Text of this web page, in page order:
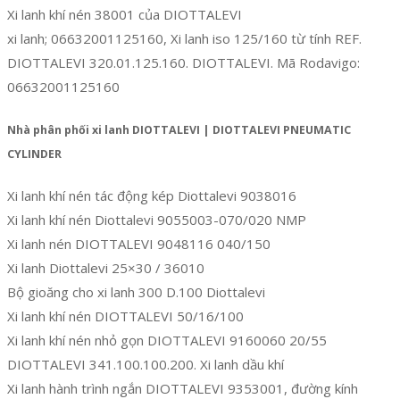
Xi lanh khí nén 38001 của DIOTTALEVI
xi lanh; 06632001125160, Xi lanh iso 125/160 từ tính REF.
DIOTTALEVI 320.01.125.160. DIOTTALEVI. Mã Rodavigo:
06632001125160
Nhà phân phối xi lanh DIOTTALEVI | DIOTTALEVI PNEUMATIC
CYLINDER
Xi lanh khí nén tác động kép Diottalevi 9038016
Xi lanh khí nén Diottalevi 9055003-070/020 NMP
Xi lanh nén DIOTTALEVI 9048116 040/150
Xi lanh Diottalevi 25×30 / 36010
Bộ gioăng cho xi lanh 300 D.100 Diottalevi
Xi lanh khí nén DIOTTALEVI 50/16/100
Xi lanh khí nén nhỏ gọn DIOTTALEVI 9160060 20/55
DIOTTALEVI 341.100.100.200. Xi lanh dầu khí
Xi lanh hành trình ngắn DIOTTALEVI 9353001, đường kính